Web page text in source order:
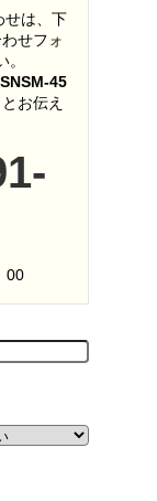
せは、下
せフォ
SNSM-45
お伝え
00